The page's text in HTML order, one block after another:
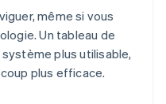
même si vous
Un tableau de
plus utilisable,
plus efficace.